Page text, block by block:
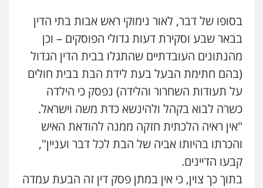
פלילי מעצרים וחקירות פשיעה חמורה
נוער רישום פלילי
0522763105
עו"ד שאדי דבאח
פלילי פשיעה כלכלית תעבורה
0505643689
עו"ד יצחק איצקוביץ'
בסופו של דבר, לאור נימוקי ראש אבות בתי הדין
בבאר שבע וסקירת דעות גדולי הפוסקים – וכן
מהנתונים העובדתיים שהתגלו בבית הדין הגדול
(בהם חתימת הבעל בעת לידת הבת בבית חולים
על תעודות השחרור והלידה) נפסק כי הילדה
כשרה לבוא בקהל ולהינשא כדת משה וישראל.
"אין ראיה הלכתית חזקה ממנה להודאת האיש
והכרתו בהיותו אביה של הבת לכל דבר ועניין",
קבעו הדיינים.
בתוך כך צוין, כי אין במתן פסק דין זה הבעת עמדה
עו"ד רעות שמחון
פלילי אסירים תעבורה
0507623810
עו"ד שנהב אילון
פלילי פשיעה חמורה חקירות ומעצרים
נוער עורכי דין לענייני אסירים תעבורה
0549475678
פלילי מעצרים וחקירות